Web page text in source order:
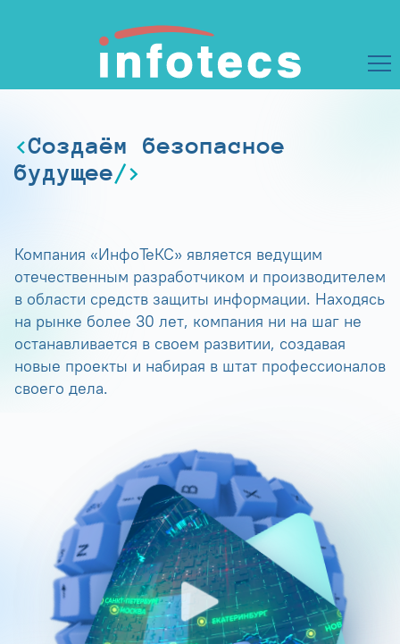
Создаём безопасное
будущее
Компания «ИнфоТеКС» является ведущим
отечественным разработчиком и производителем
в области средств защиты информации. Находясь
на рынке более 30 лет, компания ни на шаг не
останавливается в своем развитии, создавая
новые проекты и набирая в штат профессионалов
своего дела.